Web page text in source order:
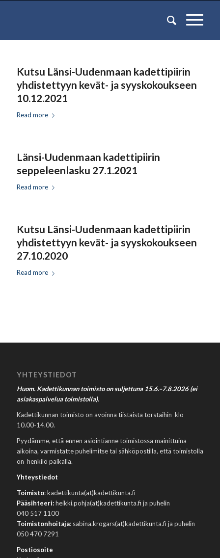
Kutsu Länsi-Uudenmaan kadettipiirin
yhdistettyyn kevät- ja syyskokoukseen
10.12.2021
Read more
Länsi-Uudenmaan kadettipiirin
seppeleenlasku 27.1.2021
Read more
Kutsu Länsi-Uudenmaan kadettipiirin
yhdistettyyn kevät- ja syyskokoukseen
27.10.2020
Read more
YHTEYSTIEDOT
Huom. Kadettikunnan toimisto on suljettuna 15.6.–7.8.2026 (ei
asiakaspalvelua toimistolla).
Kadettikunnan toimisto on avoinna tiistaista torstaihin klo
10.00-14.00.
Pyydämme, että ennen asiointianne toimistossa mainittuina
aikoina, varmistatte puhelimitse tai sähköpostilla, että toimistolla
on henkilö paikalla.
Yhteystiedot
Toimisto: kadettikunta(at)kadettikunta.fi
Pääsihteeri:heikki.pohja(at)kadettikunta.fi ja puhelin
040 517 1100
Toimistonhoitaja: sabina.krogars(at)kadettikunta.fi ja puhelin
050 470 7291
Postiosoite